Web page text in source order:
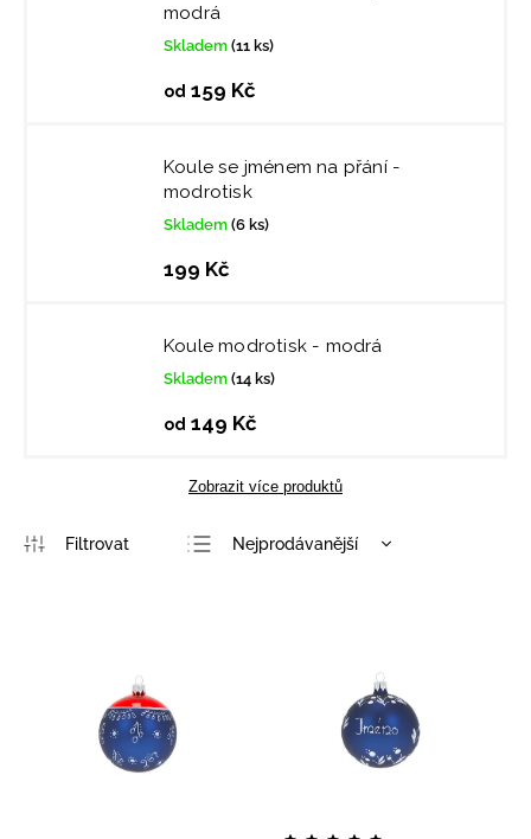
modrá
Skladem (11 ks)
od 159 Kč
Koule se jménem na přání -
modrotisk
Skladem (6 ks)
199 Kč
Koule modrotisk - modrá
Skladem (14 ks)
od 149 Kč
Zobrazit více produktů
Nejprodávanější